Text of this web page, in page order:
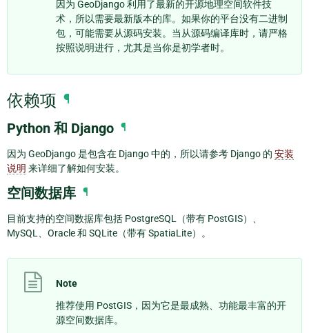
因为 GeoDjango 利用了最新的开源地理空间软件技
术，所以需要最新版本的库。如果你的平台没有二进制
包，可能需要从源码安装。当从源码编译库时，请严格
按照说明进行，尤其是当你是初学者时。
依赖项 ¶
Python 和 Django ¶
因为 GeoDjango 是包含在 Django 中的，所以请参考 Django 的 安装
说明 来详细了解如何安装。
空间数据库 ¶
目前支持的空间数据库包括 PostgreSQL（带有 PostGIS）、
MySQL、Oracle 和 SQLite（带有 SpatiaLite）。
Note
推荐使用 PostGIS，因为它是最成熟、功能最丰富的开
源空间数据库。